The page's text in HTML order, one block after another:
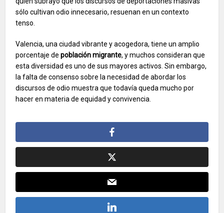
sólo cultivan odio innecesario, resuenan en un contexto
tenso.
Valencia, una ciudad vibrante y acogedora, tiene un amplio
porcentaje depoblación migrante, y muchos consideran que
esta diversidad es uno de sus mayores activos. Sin embargo,
la falta de consenso sobre la necesidad de abordar los
discursos de odio muestra que todavía queda mucho por
hacer en materia de equidad y convivencia.